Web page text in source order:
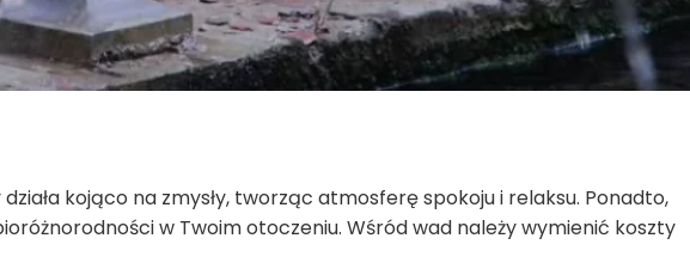
kojąco na zmysły, tworząc atmosferę spokoju i relaksu. Ponadto,
w Twoim otoczeniu. Wśród wad należy wymienić koszty